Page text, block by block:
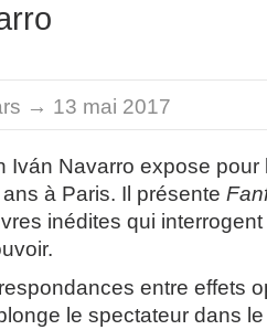
→ 13 mai 2017
Iván Navarro expose
à Paris. Il présente
inédites qui
entre effets
le spectateur dans